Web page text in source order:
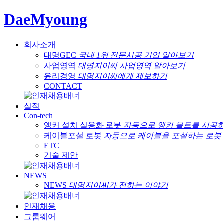
DaeMyoung
회사소개
대명GEC 국내 1위 전문시공 기업 알아보기
사업영역 대명지이씨 사업영역 알아보기
윤리경영 대명지이씨에게 제보하기
CONTACT
실적
Con-tech
앵커 설치 실용화 로봇 자동으로 앵커 볼트를 시공
케이블포설 로봇 자동으로 케이블을 포설하는 로봇
ETC
기술 제안
NEWS
NEWS 대명지이씨가 전하는 이야기
인재채용
그룹웨어